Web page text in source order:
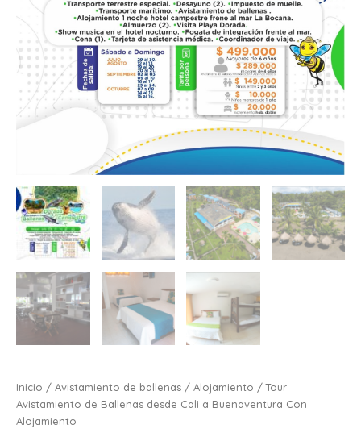
Inicio / Avistamiento de ballenas / Alojamiento / Tour
Avistamiento de Ballenas desde Cali a Buenaventura Con
Alojamiento